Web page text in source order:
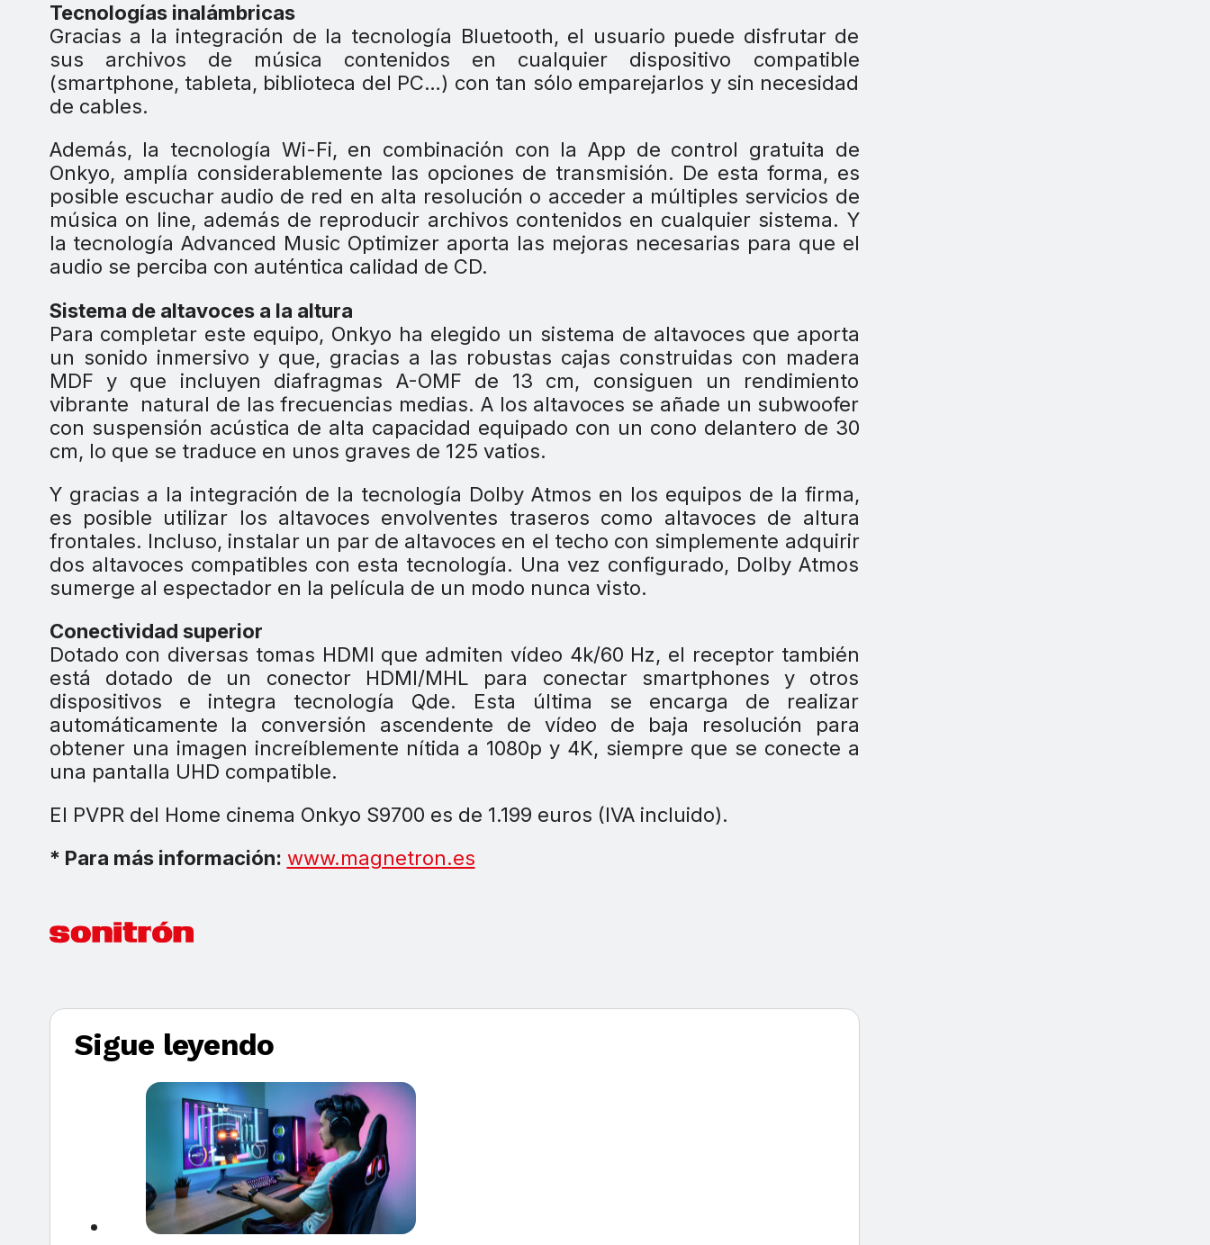
Tecnologías inalámbricas
Gracias a la integración de la tecnología Bluetooth, el usuario puede disfrutar de
sus archivos de música contenidos en cualquier dispositivo compatible
(smartphone, tableta, biblioteca del PC…) con tan sólo emparejarlos y sin necesidad
de cables.
Además, la tecnología Wi-Fi, en combinación con la App de control gratuita de
Onkyo, amplía considerablemente las opciones de transmisión. De esta forma, es
posible escuchar audio de red en alta resolución o acceder a múltiples servicios de
música on line, además de reproducir archivos contenidos en cualquier sistema. Y
la tecnología Advanced Music Optimizer aporta las mejoras necesarias para que el
audio se perciba con auténtica calidad de CD.
Sistema de altavoces a la altura
Para completar este equipo, Onkyo ha elegido un sistema de altavoces que aporta
un sonido inmersivo y que, gracias a las robustas cajas construidas con madera
MDF y que incluyen diafragmas A-OMF de 13 cm, consiguen un rendimiento
vibrante natural de las frecuencias medias. A los altavoces se añade un subwoofer
con suspensión acústica de alta capacidad equipado con un cono delantero de 30
cm, lo que se traduce en unos graves de 125 vatios.
Y gracias a la integración de la tecnología Dolby Atmos en los equipos de la firma,
es posible utilizar los altavoces envolventes traseros como altavoces de altura
frontales. Incluso, instalar un par de altavoces en el techo con simplemente adquirir
dos altavoces compatibles con esta tecnología. Una vez configurado, Dolby Atmos
sumerge al espectador en la película de un modo nunca visto.
Conectividad superior
Dotado con diversas tomas HDMI que admiten vídeo 4k/60 Hz, el receptor también
está dotado de un conector HDMI/MHL para conectar smartphones y otros
dispositivos e integra tecnología Qde. Esta última se encarga de realizar
automáticamente la conversión ascendente de vídeo de baja resolución para
obtener una imagen increíblemente nítida a 1080p y 4K, siempre que se conecte a
una pantalla UHD compatible.
El PVPR del Home cinema Onkyo S9700 es de 1.199 euros (IVA incluido).
* Para más información: www.magnetron.es
Sigue leyendo